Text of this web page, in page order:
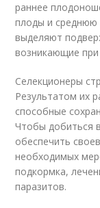
раннее
плоды и среднюю
выделяют
возникающие
Селекционеры
Результатом их
способные
Чтобы добиться
обеспечить
необходимых
подкормка,
паразитов.